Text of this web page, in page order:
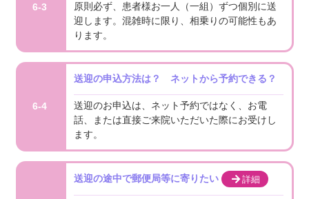
6-3
原則必ず、患者様お一人（一組）ずつ個別に送
迎します。混雑時に限り、相乗りの可能性もあ
ります。
6-4
送迎の申込方法は？ ネットから予約できる？
送迎のお申込は、ネット予約ではなく、お電
話、または直接ご来院いただいた際にお受けし
ます。
送迎の途中で郵便局等に寄りたい 詳細